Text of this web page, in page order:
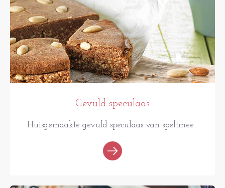
Gevuld speculaas
Huisgemaakte gevuld speculaas van speltmee...